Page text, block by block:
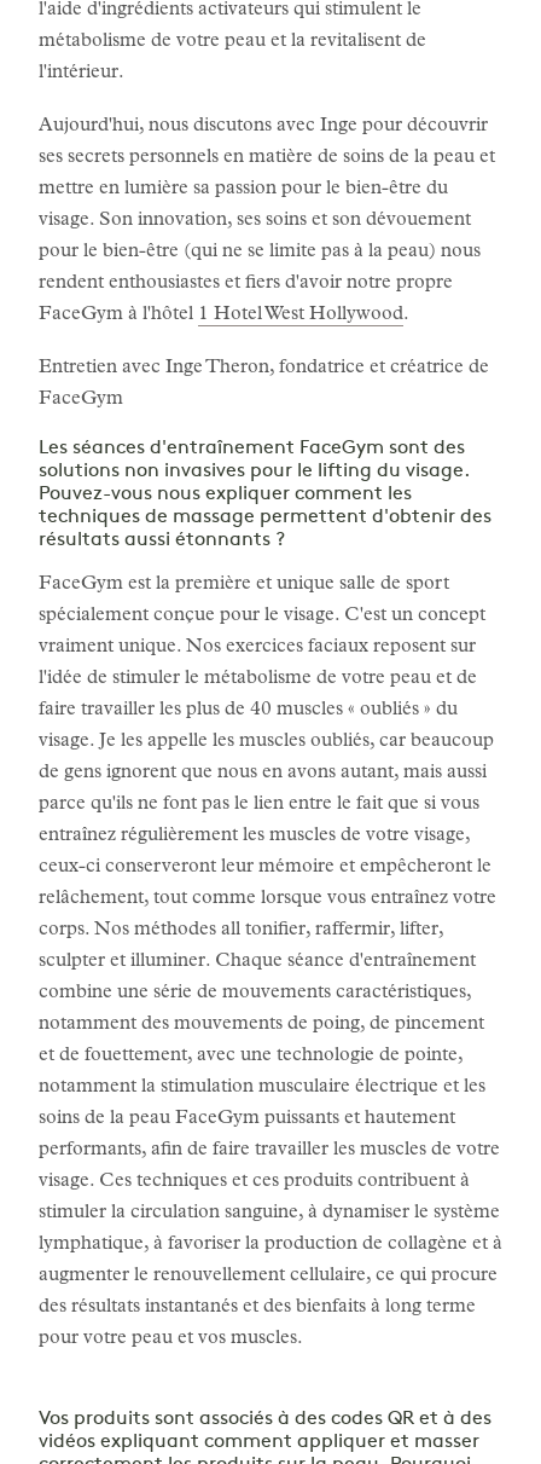
l'aide d'ingrédients activateurs qui stimulent le
métabolisme de votre peau et la revitalisent de
l'intérieur.
Aujourd'hui, nous discutons avec Inge pour découvrir
ses secrets personnels en matière de soins de la peau et
mettre en lumière sa passion pour le bien-être du
visage. Son innovation, ses soins et son dévouement
pour le bien-être (qui ne se limite pas à la peau) nous
rendent enthousiastes et fiers d'avoir notre propre
FaceGym à l'hôtel 1 Hotel West Hollywood.
Entretien avec Inge Theron, fondatrice et créatrice de
FaceGym
Les séances d'entraînement FaceGym sont des
solutions non invasives pour le lifting du visage.
Pouvez-vous nous expliquer comment les
techniques de massage permettent d'obtenir des
résultats aussi étonnants ?
FaceGym est la première et unique salle de sport
spécialement conçue pour le visage. C'est un concept
vraiment unique. Nos exercices faciaux reposent sur
l'idée de stimuler le métabolisme de votre peau et de
faire travailler les plus de 40 muscles « oubliés » du
visage. Je les appelle les muscles oubliés, car beaucoup
de gens ignorent que nous en avons autant, mais aussi
parce qu'ils ne font pas le lien entre le fait que si vous
entraînez régulièrement les muscles de votre visage,
ceux-ci conserveront leur mémoire et empêcheront le
relâchement, tout comme lorsque vous entraînez votre
corps. Nos méthodes all tonifier, raffermir, lifter,
sculpter et illuminer. Chaque séance d'entraînement
combine une série de mouvements caractéristiques,
notamment des mouvements de poing, de pincement
et de fouettement, avec une technologie de pointe,
notamment la stimulation musculaire électrique et les
soins de la peau FaceGym puissants et hautement
performants, afin de faire travailler les muscles de votre
visage. Ces techniques et ces produits contribuent à
stimuler la circulation sanguine, à dynamiser le système
lymphatique, à favoriser la production de collagène et à
augmenter le renouvellement cellulaire, ce qui procure
des résultats instantanés et des bienfaits à long terme
pour votre peau et vos muscles.
Vos produits sont associés à des codes QR et à des
vidéos expliquant comment appliquer et masser